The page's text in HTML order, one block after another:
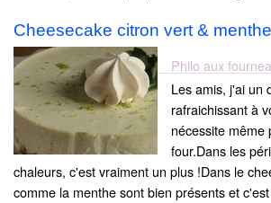
Cheesecake citron vert & menthe
Philo aux
Les amis, j'ai un
rafraichissant à
nécessite même
four.Dans les
chaleurs, c'est vraiment un plus !Dans le
comme la menthe sont bien présents et